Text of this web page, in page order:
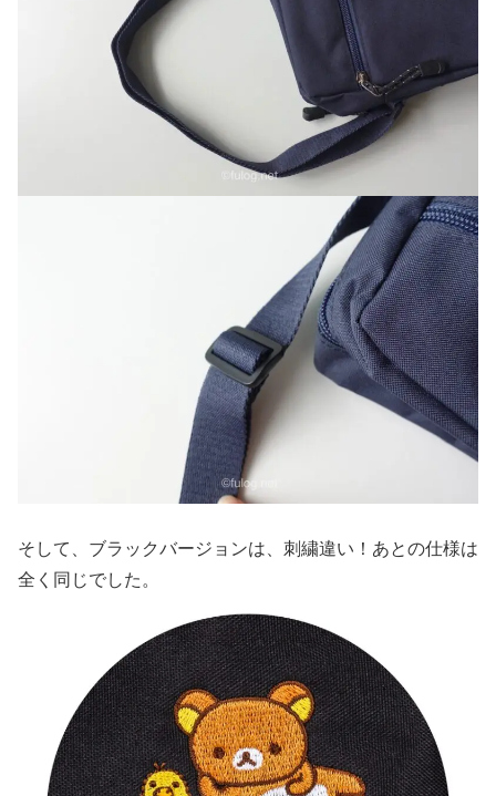
そして、ブラックバージョンは、刺繍違い！あとの仕様は
全く同じでした。